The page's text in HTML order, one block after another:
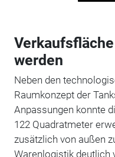
werden
Neben den
Raumkonzept der
Anpassungen konnte
122 Quadratmeter
zusätzlich von außen
Warenlogistik deutlich